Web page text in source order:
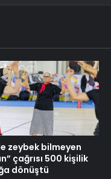
zeybek bilmeyen
çağrısı 500 kişilik
dönüştü